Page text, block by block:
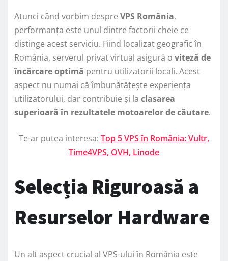
Atunci când vorbim despre VPS România,
performanța este unul dintre factorii cheie ce
distinge acest serviciu. Fiind localizat geografic în
România, serverul privat virtual asigură o viteză de
încărcare optimă pentru utilizatorii locali. Acest
aspect nu numai că îmbunătățește experiența
utilizatorului, dar contribuie și la clasarea
superioară în rezultatele motoarelor de căutare.
Te-ar putea interesa: Top 5 VPS în România: Vultr,
Time4VPS, OVH, Linode
Selecția Riguroasă a
Resurselor Hardware
Un alt aspect crucial al VPS-ului în România este